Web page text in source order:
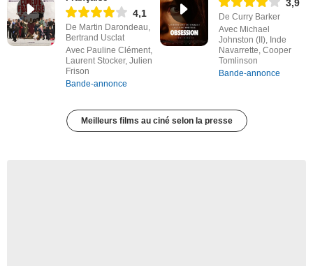
4,1
De Martin Darondeau,
Bertrand Usclat
Avec Pauline Clément,
Laurent Stocker, Julien
Frison
Bande-annonce
3,9
De Curry Barker
Avec Michael
Johnston (II), Inde
Navarrette, Cooper
Tomlinson
Bande-annonce
Meilleurs films au ciné selon la presse